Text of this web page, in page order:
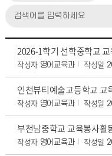
2026-1학기 선학중학교
작성자 영어교육과 작성일
인천뷰티예술고등학교 교
작성자 영어교육과 작성일
부천남중학교 교육봉사활
작성자 영어교육과 작성일